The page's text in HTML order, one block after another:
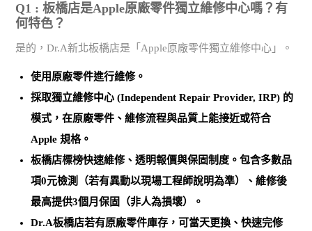
Q1 : 板橋店是Apple原廠零件獨立維修中心嗎？有
何特色？
是的，Dr.A新北板橋店是「Apple原廠零件獨立維修中心」。
使用原廠零件進行維修。
採取獨立維修中心 (Independent Repair Provider, IRP) 的
模式，在原廠零件、維修流程與品質上能接近或符合
Apple 規格。
板橋店標榜快速維修、透明報價與保固制度 。包含多數品
項0元檢測（若有異動以現場工程師說明為準）、維修後
最高提供3個月保固（非人為損壞）。
Dr.A板橋店若有原廠零件庫存，可當天更換、快速完修